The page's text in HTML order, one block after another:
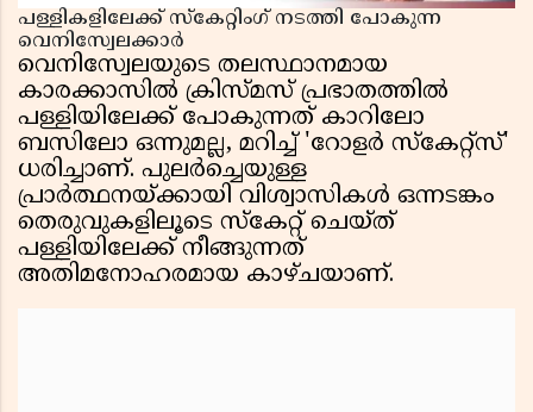
പള്ളികളിലേക്ക് സ്കേറ്റിംഗ് നടത്തി പോകുന്ന
വെനിസ്വേലക്കാർ
വെനിസ്വേലയുടെ തലസ്ഥാനമായ
കാരക്കാസിൽ ക്രിസ്മസ് പ്രഭാതത്തിൽ
പള്ളിയിലേക്ക് പോകുന്നത് കാറിലോ
ബസിലോ ഒന്നുമല്ല, മറിച്ച് 'റോളർ സ്കേറ്റ്സ്'
ധരിച്ചാണ്. പുലർച്ചെയുള്ള
പ്രാർത്ഥനയ്ക്കായി വിശ്വാസികൾ ഒന്നടങ്കം
തെരുവുകളിലൂടെ സ്കേറ്റ് ചെയ്ത്
പള്ളിയിലേക്ക് നീങ്ങുന്നത്
അതിമനോഹരമായ കാഴ്ചയാണ്.